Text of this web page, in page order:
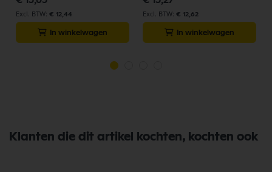
€ 12,44
In winkelwagen
€ 12,62
In winkelwagen
Klanten die dit artikel kochten, kochten ook